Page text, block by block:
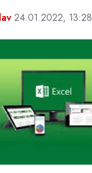
24.01.2022, 13:28